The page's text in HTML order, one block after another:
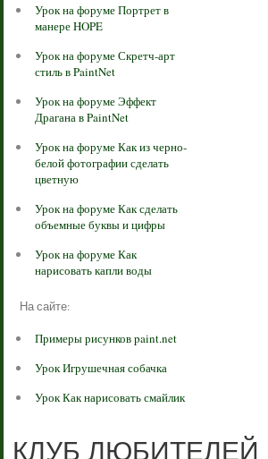
Урок на форуме Портрет в
манере HOPE
Урок на форуме Скретч-арт
стиль в PaintNet
Урок на форуме Эффект
Драгана в PaintNet
Урок на форуме Как из черно-
белой фотографии сделать
цветную
Урок на форуме Как сделать
объемные буквы и цифры
Урок на форуме Как
нарисовать капли воды
На сайте:
Примеры рисунков paint.net
Урок Игрушечная собачка
Урок Как нарисовать смайлик
КЛУБ ЛЮБИТЕЛЕЙ